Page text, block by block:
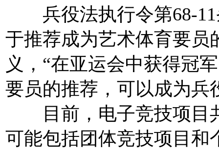
兵役法执行令第68-11
于推荐成为艺术体育要员
义，“在亚运会中获得冠
要员的推荐，可以成为兵
目前，电子竞技项目
可能包括团体竞技项目和